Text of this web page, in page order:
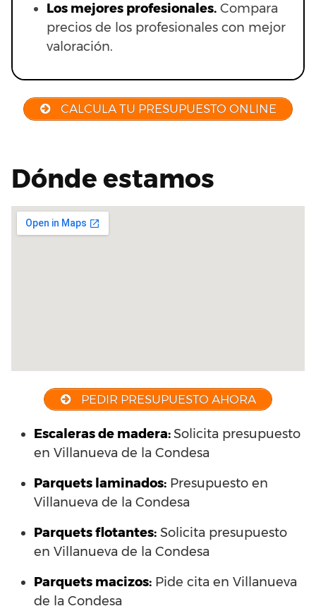
Los mejores profesionales. Compara
precios de los profesionales con mejor
valoración.
CALCULA TU PRESUPUESTO ONLINE
Dónde estamos
PEDIR PRESUPUESTO AHORA
Escaleras de madera:Solicita presupuesto
en Villanueva de la Condesa
Parquets laminados: Presupuesto en
Villanueva de la Condesa
Parquets flotantes: Solicita presupuesto
en Villanueva de la Condesa
Parquets macizos: Pide cita en Villanueva
de la Condesa